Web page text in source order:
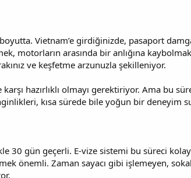
Vietnam’e girdiğinizde, pasaport
motorların arasında bir anlığına
ve keşfetme arzunuzla şekilleniyor.
hazırlıklı olmayı gerektiriyor. Ama bu
kısa sürede bile yoğun bir deneyim
30 gün geçerli. E-vize sistemi bu süreci
önemli. Zaman sayacı gibi işlemeyen,